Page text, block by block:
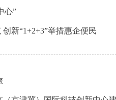
心”
新“1+2+3”举措惠企便民